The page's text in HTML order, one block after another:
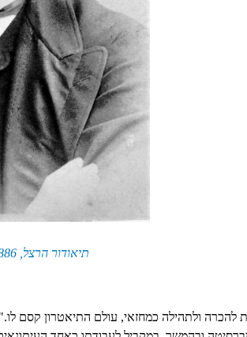
תיאודור הרצל, 1886 בקירוב (
להכרה ולתהילה כמחזאי, עולם התיאטרון קסם